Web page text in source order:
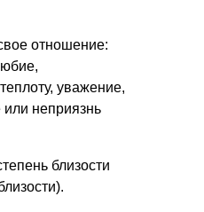
отношение:
уважение,
неприязнь
близости